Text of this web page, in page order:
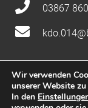
03867
Wir verwenden
unserer Website
In den